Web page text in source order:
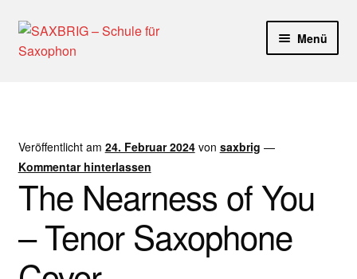
Zur
Navigation
Zum
Inhalt
Menü
Aktuelle Blog Artikel
ANMELDUNG
Dankeschön – Impro Basic Downloads (Youtube)
Veröffentlicht am 24. Februar 2024 von saxbrig —
Kommentar hinterlassen
The Nearness of You
– Tenor Saxophone